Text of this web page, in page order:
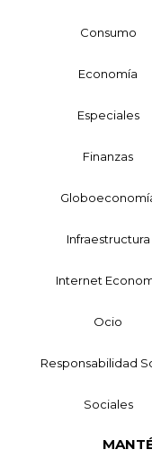
Consumo
Economía
Especiales
Finanzas
Infraestructura
Internet
Ocio
Responsabilidad
Sociales